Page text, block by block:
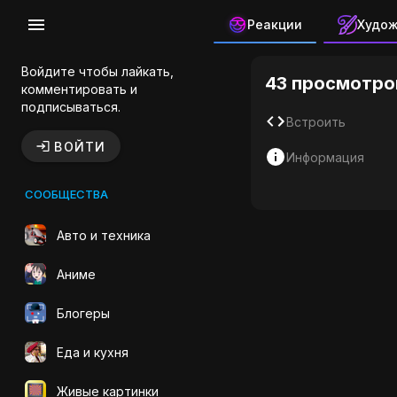
Реакции
Войдите чтобы лайкать,
комментировать и
подписываться.
ВОЙТИ
СООБЩЕСТВА
Авто и техника
Аниме
Блогеры
Еда и кухня
Живые картинки
Фури
43
Встроить
Информация